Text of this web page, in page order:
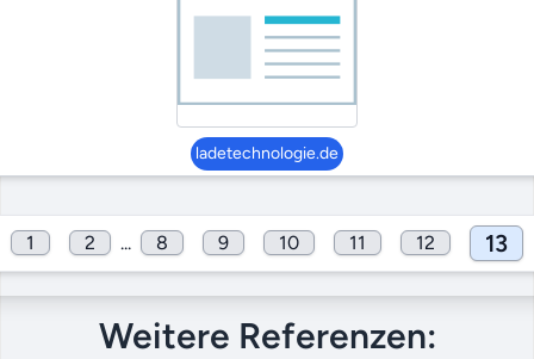
ladetechnologie.de
1 2 ... 8 9 10 11 12 13
Weitere Referenzen: